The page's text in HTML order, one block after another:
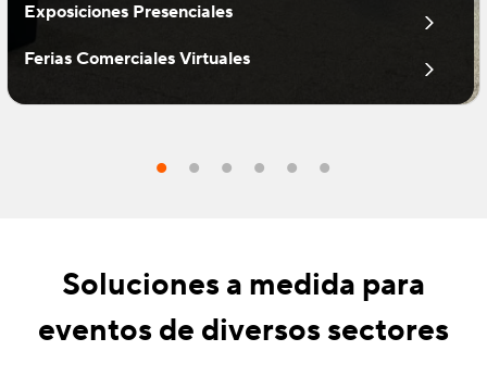
Exposiciones Presenciales
Ferias Comerciales Virtuales
Soluciones a medida para
eventos de diversos sectores